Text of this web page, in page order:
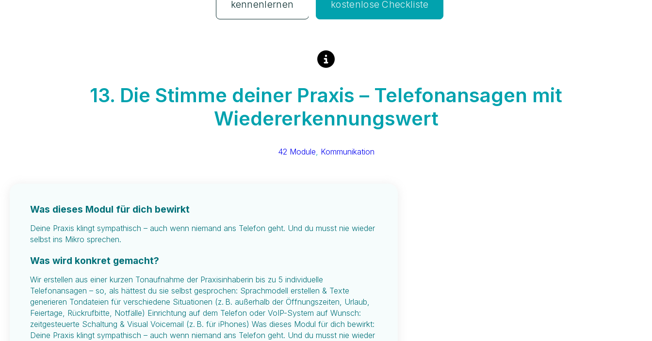
kennenlernen kostenlose Checkliste
13. Die Stimme deiner Praxis – Telefonansagen mit
Wiedererkennungswert
42 Module, Kommunikation
Was dieses Modul für dich bewirkt
Deine Praxis klingt sympathisch – auch wenn niemand ans Telefon geht. Und du musst nie wieder
selbst ins Mikro sprechen.
Was wird konkret gemacht?
Wir erstellen aus einer kurzen Tonaufnahme der Praxisinhaberin bis zu 5 individuelle
Telefonansagen – so, als hättest du sie selbst gesprochen: Sprachmodell erstellen & Texte
generieren Tondateien für verschiedene Situationen (z. B. außerhalb der Öffnungszeiten, Urlaub,
Feiertage, Rückrufbitte, Notfälle) Einrichtung auf dem Telefon oder VoIP-System auf Wunsch:
zeitgesteuerte Schaltung & Visual Voicemail (z. B. für iPhones) Was dieses Modul für dich bewirkt:
Deine Praxis klingt sympathisch – auch wenn niemand ans Telefon geht. Und du musst nie wieder